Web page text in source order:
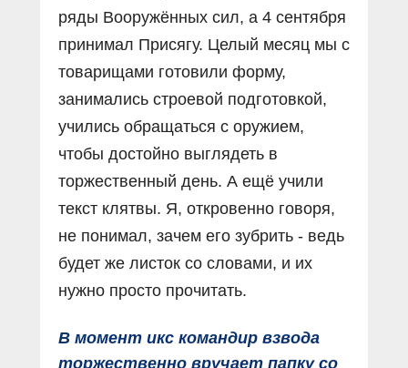
ряды Вооружённых сил, а 4 сентября
принимал Присягу. Целый месяц мы с
товарищами готовили форму,
занимались строевой подготовкой,
учились обращаться с оружием,
чтобы достойно выглядеть в
торжественный день. А ещё учили
текст клятвы. Я, откровенно говоря,
не понимал, зачем его зубрить - ведь
будет же листок со словами, и их
нужно просто прочитать.
В момент икс командир взвода
торжественно вручает папку со